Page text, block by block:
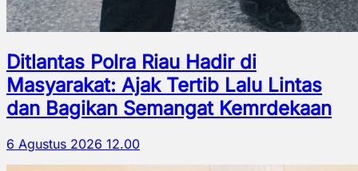
Ditlantas Polra Riau Hadir di
Masyarakat: Ajak Tertib Lalu Lintas
dan Bagikan Semangat Kemrdekaan
6 Agustus 2026 12.00